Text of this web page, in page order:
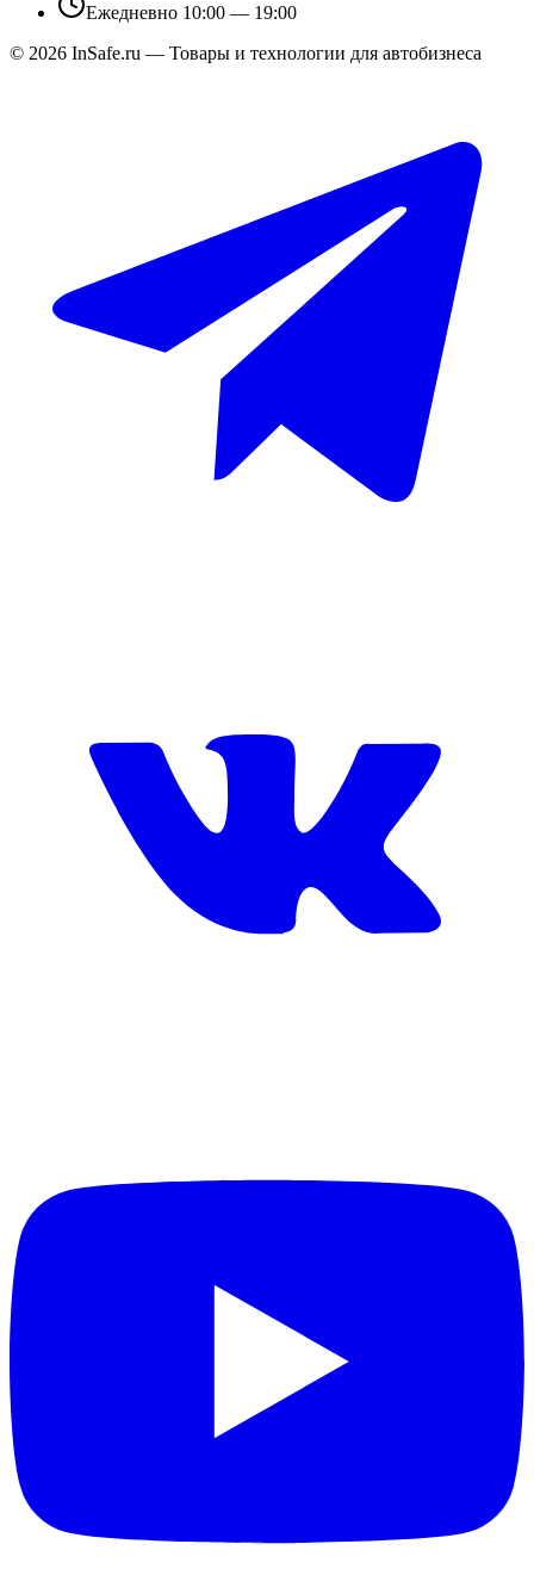
Ежедневно 10:00 — 19:00
© 2026 InSafe.ru — Товары и технологии для автобизнеса